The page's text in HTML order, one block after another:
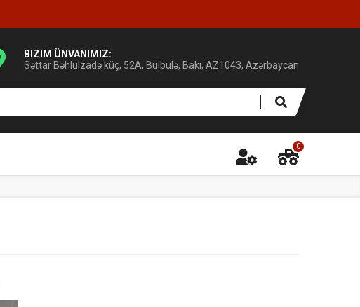
BIZIM ÜNVANIMIZ:
Səttar Bəhlulzadə küç, 52A, Bülbulə, Bakı, AZ1043, Azərbaycan
0